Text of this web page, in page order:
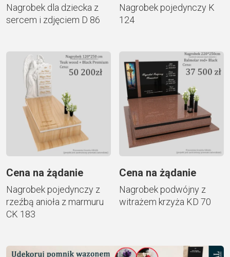
Nagrobek dla dziecka z
sercem i zdjęciem D 86
Nagrobek pojedynczy K
124
Cena na żądanie
Nagrobek pojedynczy z
rzeźbą anioła z marmuru
CK 183
Cena na żądanie
Nagrobek podwójny z
witrażem krzyża KD 70